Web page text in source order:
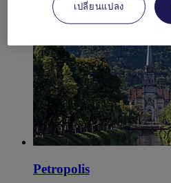
รีโอเดจาเนโร
Petropolis
เปลี่ยนแปลง